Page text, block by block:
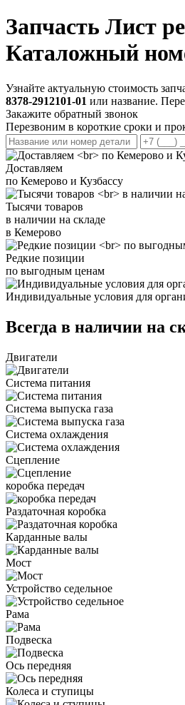
Запчасть Лист
Каталожный
Узнайте актуальную стоимость
8378-2912101-01 или название.
Закажите обратный звонок
Перезвоним в короткие сроки и
Доставляем
по Кемерово и Кузбассу
Тысячи товаров
в наличии на складе
в Кемерово
Редкие позиции
по выгодным ценам
Индивидуальные условия для
Всегда в наличии на
Двигатели
Система питания
Система выпуска газа
Система охлаждения
Сцепление
коробка передач
Раздаточная коробка
Карданные валы
Мост
Устройство седельное
Рама
Подвеска
Ось передняя
Колеса и ступицы